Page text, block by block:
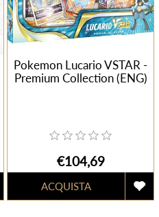
Pokemon Lucario VSTAR -
Premium Collection (ENG)
€104,69